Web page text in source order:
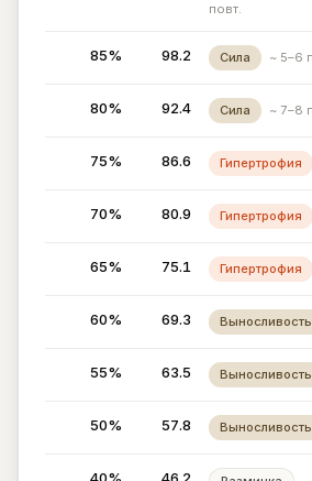
повт.
85% 98.2 Сила ~ 5–6
80% 92.4 Сила ~ 7–8
75% 86.6 Гипертрофия
70% 80.9 Гипертрофия
65% 75.1 Гипертрофия
60% 69.3 Выносливость
55% 63.5 Выносливость
50% 57.8 Выносливость